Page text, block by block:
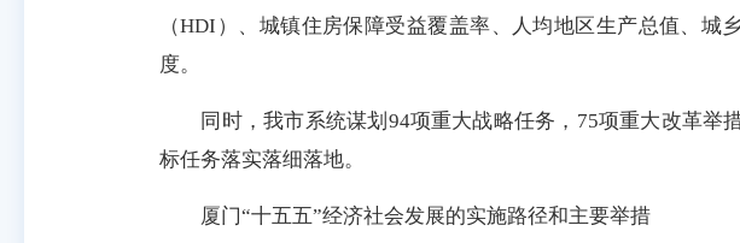
（HDI）、城镇住房保障受益覆盖率、人均地区生产总值、
度。
同时，我市系统谋划94项重大战略任务，75项重大改革举
标任务落实落细落地。
厦门“十五五”经济社会发展的实施路径和主要举措